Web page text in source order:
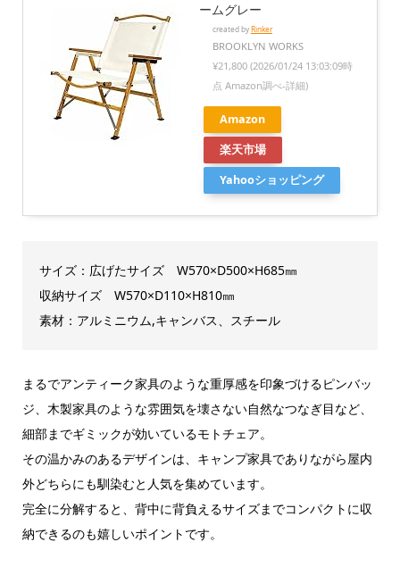
ームグレー
created byRinker
BROOKLYN WORKS
¥21,800 (2026/01/24 13:03:09時
点 Amazon調べ-詳細)
Amazon
楽天市場
Yahooショッピング
サイズ：広げたサイズ W570×D500×H685㎜
収納サイズ W570×D110×H810㎜
素材：アルミニウム,キャンバス、スチール
まるでアンティーク家具のような重厚感を印象づけるピンバッ
ジ、木製家具のような雰囲気を壊さない自然なつなぎ目など、
細部までギミックが効いているモトチェア。
その温かみのあるデザインは、キャンプ家具でありながら屋内
外どちらにも馴染むと人気を集めています。
完全に分解すると、背中に背負えるサイズまでコンパクトに収
納できるのも嬉しいポイントです。